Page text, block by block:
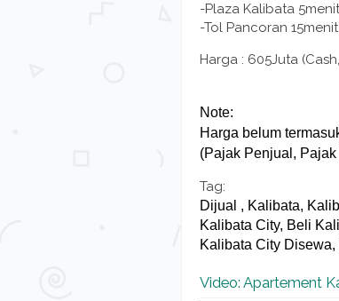
-Plaza Kalibata 5menit
-Tol Pancoran 15menit
Harga : 605Juta
Note:
Harga belum
(Pajak Penjual,
Tag:
Dijual , Kalibata,
Kalibata City, Beli
Kalibata City
Video: Apartement